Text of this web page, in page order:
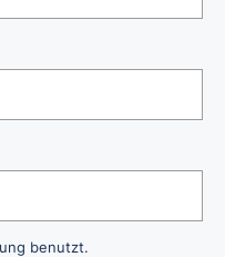
benutzt.